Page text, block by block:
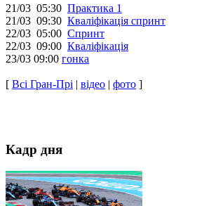
21/03 05:30 Практика 1
21/03 09:30 Кваліфікація спринт
22/03 05:00 Спринт
22/03 09:00 Кваліфікація
23/03 09:00 гонка
[ Всі Гран-Прі | відео | фото ]
Кадр дня